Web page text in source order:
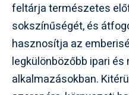
feltárja természetes
sokszínűségét, és
hasznosítja az
legkülönbözőbb ipari és
alkalmazásokban.